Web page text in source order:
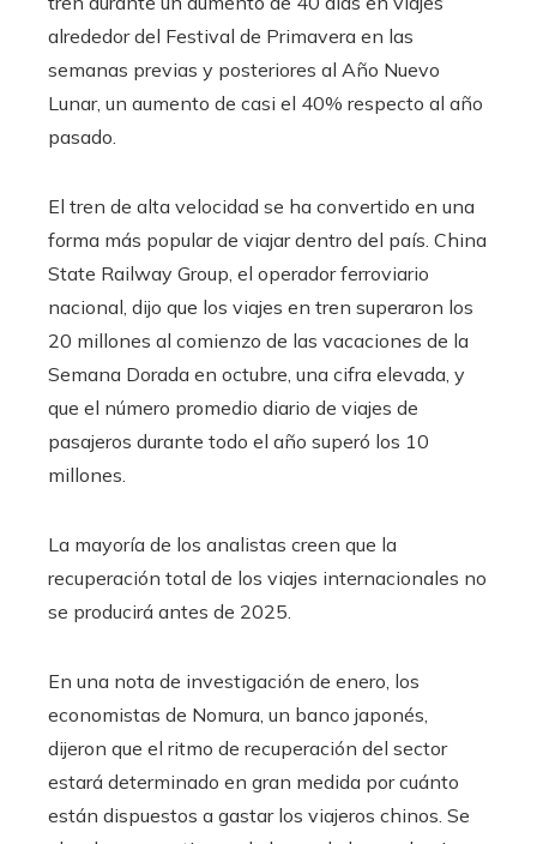
alrededor del Festival de Primavera en las
semanas previas y posteriores al Año Nuevo
Lunar, un aumento de casi el 40% respecto al año
pasado.
El tren de alta velocidad se ha convertido en una
forma más popular de viajar dentro del país. China
State Railway Group, el operador ferroviario
nacional, dijo que los viajes en tren superaron los
20 millones al comienzo de las vacaciones de la
Semana Dorada en octubre, una cifra elevada, y
que el número promedio diario de viajes de
pasajeros durante todo el año superó los 10
millones.
La mayoría de los analistas creen que la
recuperación total de los viajes internacionales no
se producirá antes de 2025.
En una nota de investigación de enero, los
economistas de Nomura, un banco japonés,
dijeron que el ritmo de recuperación del sector
estará determinado en gran medida por cuánto
están dispuestos a gastar los viajeros chinos. Se